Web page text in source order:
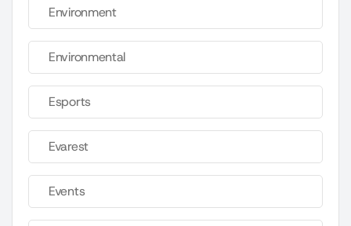
Environment
Environmental
Esports
Evarest
Events